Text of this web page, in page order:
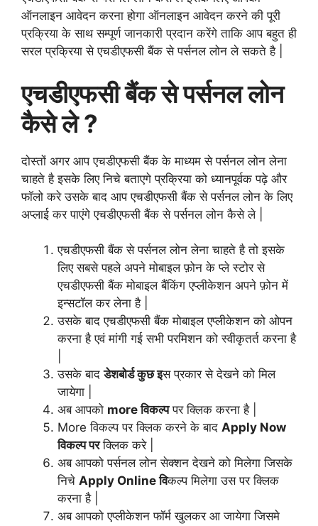
ऑनलाइन आवेदन करना होगा ऑनलाइन आवेदन करने की पूरी
प्रक्रिया के साथ सम्पूर्ण जानकारी प्रदान करेंगे ताकि आप बहुत ही
सरल प्रक्रिया से एचडीएफसी बैंक से पर्सनल लोन ले सकते है |
एचडीएफसी बैंक से पर्सनल लोन
कैसे ले ?
दोस्तों अगर आप एचडीएफसी बैंक के माध्यम से पर्सनल लोन लेना
चाहते है इसके लिए निचे बताएगे प्रक्रिया को ध्यानपूर्वक पढ़े और
फॉलो करे उसके बाद आप एचडीएफसी बैंक से पर्सनल लोन के लिए
अप्लाई कर पाएंगे एचडीएफसी बैंक से पर्सनल लोन कैसे ले |
एचडीएफसी बैंक से पर्सनल लोन लेना चाहते है तो इसके
लिए सबसे पहले अपने मोबाइल फ़ोन के प्ले स्टोर से
एचडीएफसी बैंक मोबाइल बैंकिंग एप्लीकेशन अपने फ़ोन में
इन्सटॉल कर लेना है |
उसके बाद एचडीएफसी बैंक मोबाइल एप्लीकेशन को ओपन
करना है एवं मांगी गई सभी परमिशन को स्वीकृतर्त करना है
उसके बादडेशबोर्ड कुछ इस प्रकार से देखने को मिल
जायेगा |
अब आपको more विकल्पपर क्लिक करना है |
More विकल्प पर क्लिक करने के बाद Apply Now
विकल्प परक्लिक करे |
अब आपको पर्सनल लोन सेक्शन देखने को मिलेगा जिसके
निचे Apply Onlineविकल्प मिलेगा उस पर क्लिक
करना है |
अब आपको एप्लीकेशन फॉर्म खुलकर आ जायेगा जिसमे